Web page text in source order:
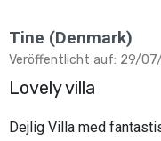
Tine (Denmark)
Veröffentlicht auf: 29/
Lovely villa
Dejlig Villa med